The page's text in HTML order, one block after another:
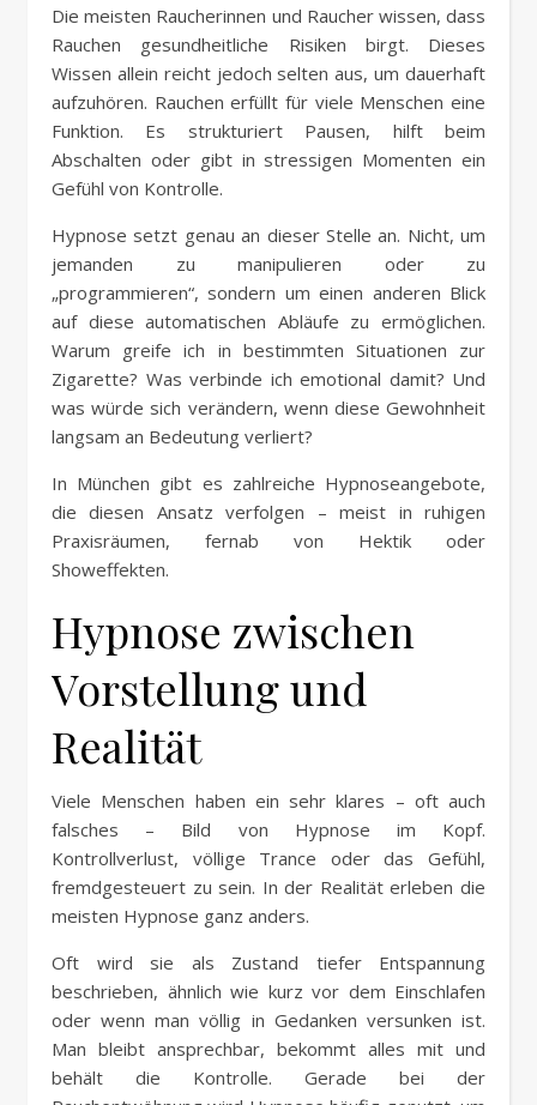
Die meisten Raucherinnen und Raucher wissen, dass
Rauchen gesundheitliche Risiken birgt. Dieses
Wissen allein reicht jedoch selten aus, um dauerhaft
aufzuhören. Rauchen erfüllt für viele Menschen eine
Funktion. Es strukturiert Pausen, hilft beim
Abschalten oder gibt in stressigen Momenten ein
Gefühl von Kontrolle.
Hypnose setzt genau an dieser Stelle an. Nicht, um
jemanden zu manipulieren oder zu
„programmieren“, sondern um einen anderen Blick
auf diese automatischen Abläufe zu ermöglichen.
Warum greife ich in bestimmten Situationen zur
Zigarette? Was verbinde ich emotional damit? Und
was würde sich verändern, wenn diese Gewohnheit
langsam an Bedeutung verliert?
In München gibt es zahlreiche Hypnoseangebote,
die diesen Ansatz verfolgen – meist in ruhigen
Praxisräumen, fernab von Hektik oder
Showeffekten.
Hypnose zwischen
Vorstellung und
Realität
Viele Menschen haben ein sehr klares – oft auch
falsches – Bild von Hypnose im Kopf.
Kontrollverlust, völlige Trance oder das Gefühl,
fremdgesteuert zu sein. In der Realität erleben die
meisten Hypnose ganz anders.
Oft wird sie als Zustand tiefer Entspannung
beschrieben, ähnlich wie kurz vor dem Einschlafen
oder wenn man völlig in Gedanken versunken ist.
Man bleibt ansprechbar, bekommt alles mit und
behält die Kontrolle. Gerade bei der